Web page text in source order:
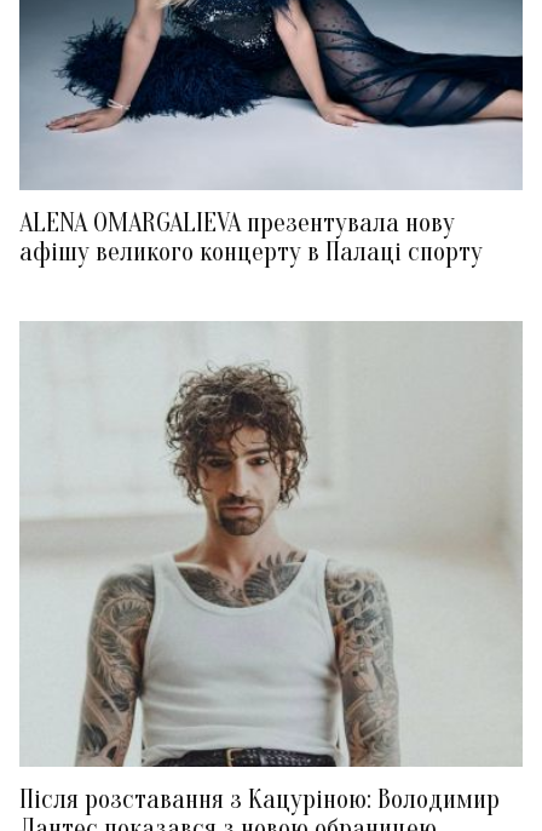
ALENA OMARGALIEVA презентувала нову
афішу великого концерту в Палаці спорту
Після розставання з Кацуріною: Володимир